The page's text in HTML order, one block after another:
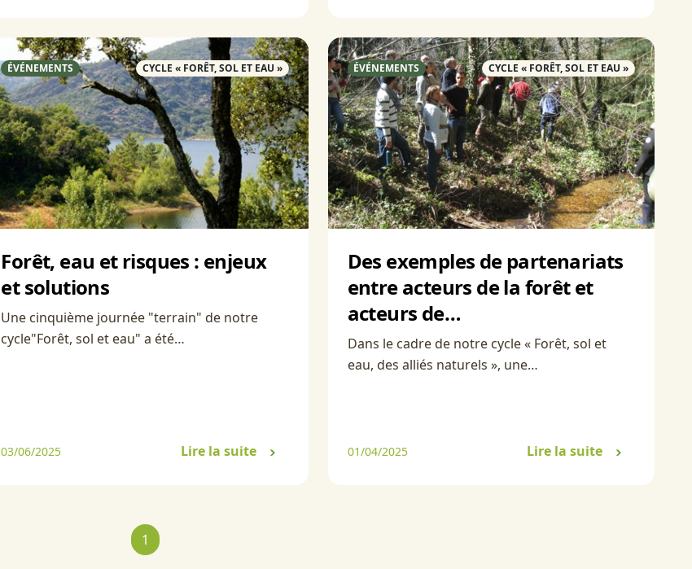
ÉVÉNEMENTS CYCLE « FORÊT, SOL ET EAU »
Forêt, eau et risques : enjeux
et solutions
Une cinquième journée "terrain" de notre
cycle"Forêt, sol et eau" a été…
03/06/2025 Lire la suite
ÉVÉNEMENTS CYCLE « FORÊT, SOL ET EAU »
Des exemples de partenariats
entre acteurs de la forêt et
acteurs de…
Dans le cadre de notre cycle « Forêt, sol et
eau, des alliés naturels », une…
01/04/2025 Lire la suite
1